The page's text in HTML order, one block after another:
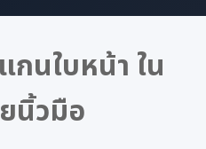
กนใบหน้า ใน
นิ้วมือ